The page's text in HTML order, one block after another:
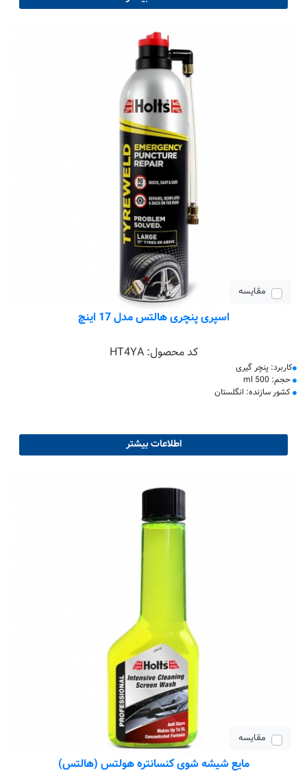
مقایسه
اسپری پنچری هالتس مدل 17 اینچ
کد محصول:HT4YA
کاربرد: پنچر گیری
حجم: 500 ml
کشور سازنده: انگلستان
اطلاعات بیشتر
مقایسه
مایع شیشه شوی کنسانتره هولتس (هالتس)